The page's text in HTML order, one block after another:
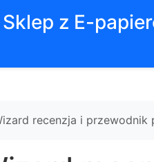
z E-
recenzja i